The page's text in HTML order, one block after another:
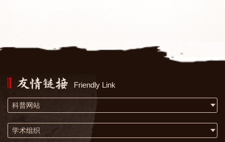
Friendly Link
科普网站
学术组织